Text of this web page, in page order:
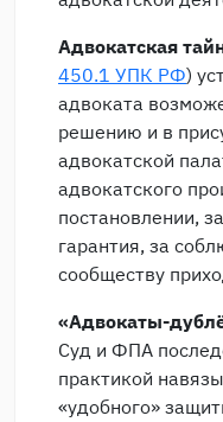
Адвокатская
450.1 УПК РФ)
адвоката
решению и в
адвокатской
адвокатского
постановлении,
гарантия, за
сообществу
«Адвокаты-
Суд и ФПА
практикой
«удобного»